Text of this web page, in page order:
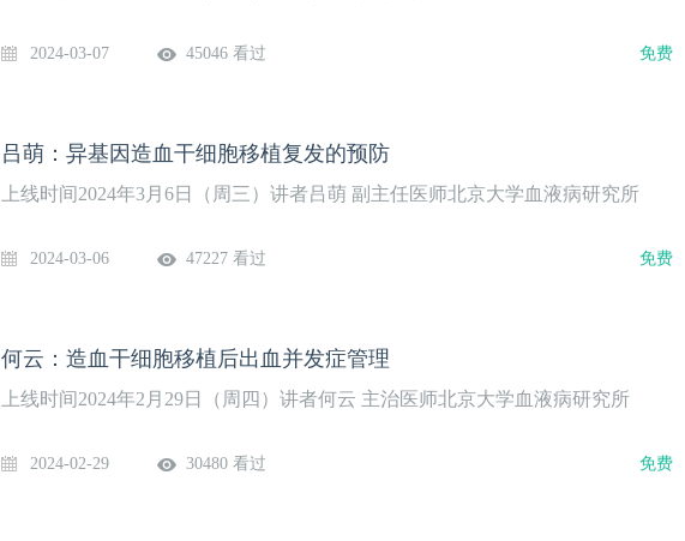
2024-03-07 45046 看过 免费
吕萌：异基因造血干细胞移植复发的预防
上线时间2024年3月6日（周三）讲者吕萌 副主任医师北京大学血液病研究所
2024-03-06 47227 看过 免费
何云：造血干细胞移植后出血并发症管理
上线时间2024年2月29日（周四）讲者何云 主治医师北京大学血液病研究所
2024-02-29 30480 看过 免费